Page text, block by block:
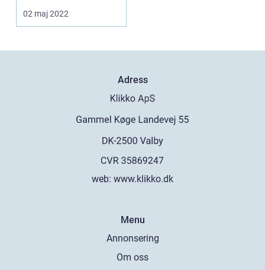
stycken. Ja, de...
02 maj 2022
Adress
web: www.klikko.dk
Menu
Annonsering
Om oss